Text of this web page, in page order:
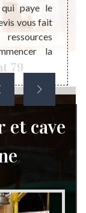
79
paye le
vous fait
la
de
votre
et cave